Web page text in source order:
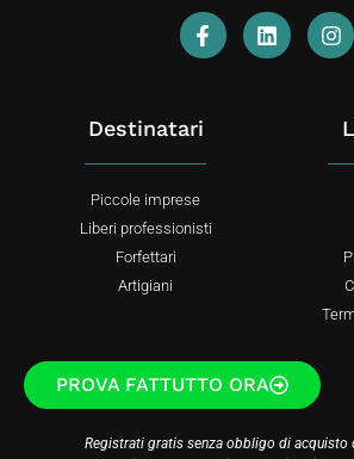
Destinatari
Piccole imprese
Liberi professionisti
Forfettari
Artigiani
PROVA FATTUTTO ORA
Registrati gratis senza obbligo di acquisto